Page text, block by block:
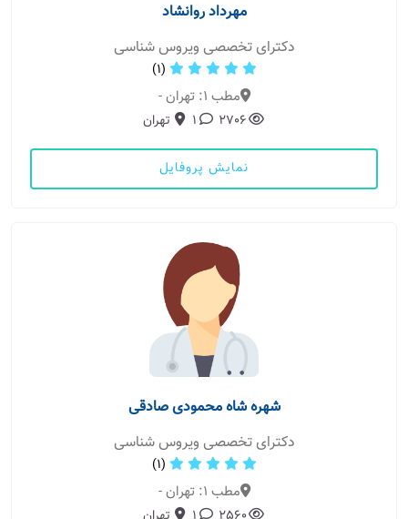
مهرداد روانشاد
دکترای تخصصی ویروس شناسی
(1)
مطب 1: تهران -
2706
1 تهران
نمایش پروفایل
شهره شاه محمودی صادقی
دکترای تخصصی ویروس شناسی
(1)
مطب 1: تهران -